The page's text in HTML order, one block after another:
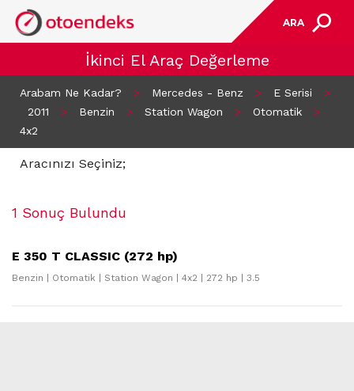
ARA
İkinci El Araç Değerleme
Arabam Ne Kadar? > Mercedes - Benz > E Serisi
>
2011
> Benzin > Station Wagon > Otomatik
>
4x2
Aracınızı Seçiniz;
1 Sonuç Bulundu
E 350 T CLASSIC (272 hp)
Benzin | Otomatik | Station Wagon | 4x2 | 272 hp | 3.5